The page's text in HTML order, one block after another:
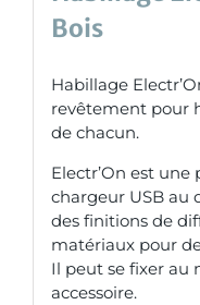
Bois
Habillage
revêtement pour
de chacun.
Electr’On est
chargeur USB au
des finitions de
matériaux pour
Il peut se fixer au
accessoire.